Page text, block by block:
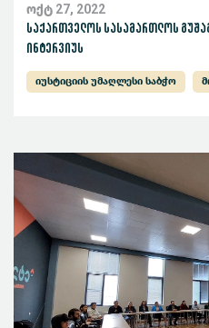
ოქტ 27, 2022
საქართველოს სასამართლოს
ინტერვიუს
იუსტიციის უმაღლესი საბჭო